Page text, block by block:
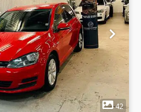
42